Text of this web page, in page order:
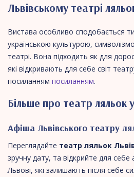
Львівському театрі
Вистава особливо сподобається
українською культурою,
театрі. Вона підходить як для
які відкривають для себе світ
посиланням посиланням.
Більше про театр ляльок
Афіша Львівського театру
Переглядайте театр ляльок
зручну дату, та відкрийте для
Львові, які залишають після себе